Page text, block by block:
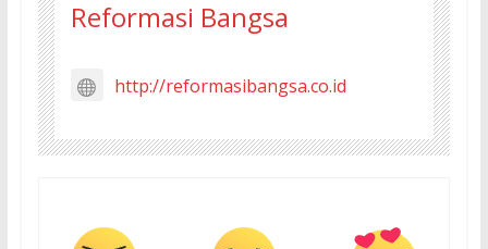
Reformasi Bangsa
http://reformasibangsa.co.id